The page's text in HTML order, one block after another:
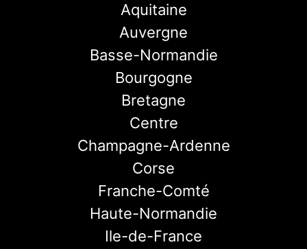
Aquitaine
Auvergne
Basse-Normandie
Bourgogne
Bretagne
Centre
Champagne-Ardenne
Corse
Franche-Comté
Haute-Normandie
Ile-de-France